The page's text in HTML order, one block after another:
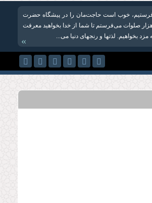
خوب است حاجت‌مان را در پیشگاه حضرت
صلوات می‌فرستم تا شما از خدا بخواهید معرفت
بخواهیم. لذتها و رنجهای دنیا می‌...
»